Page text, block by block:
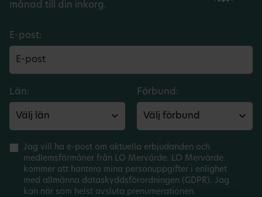
månad till din inkorg.
E-post:
Län: Förbund:
Jag vill ha e-post om aktuella erbjudanden och
medlemsförmåner från LO Mervärde. LO Mervärde
kommer att hantera mina personuppgifter i enlighet
med allmänna dataskyddsförordningen (GDPR). Jag
kan när som helst avsluta prenumerationen.